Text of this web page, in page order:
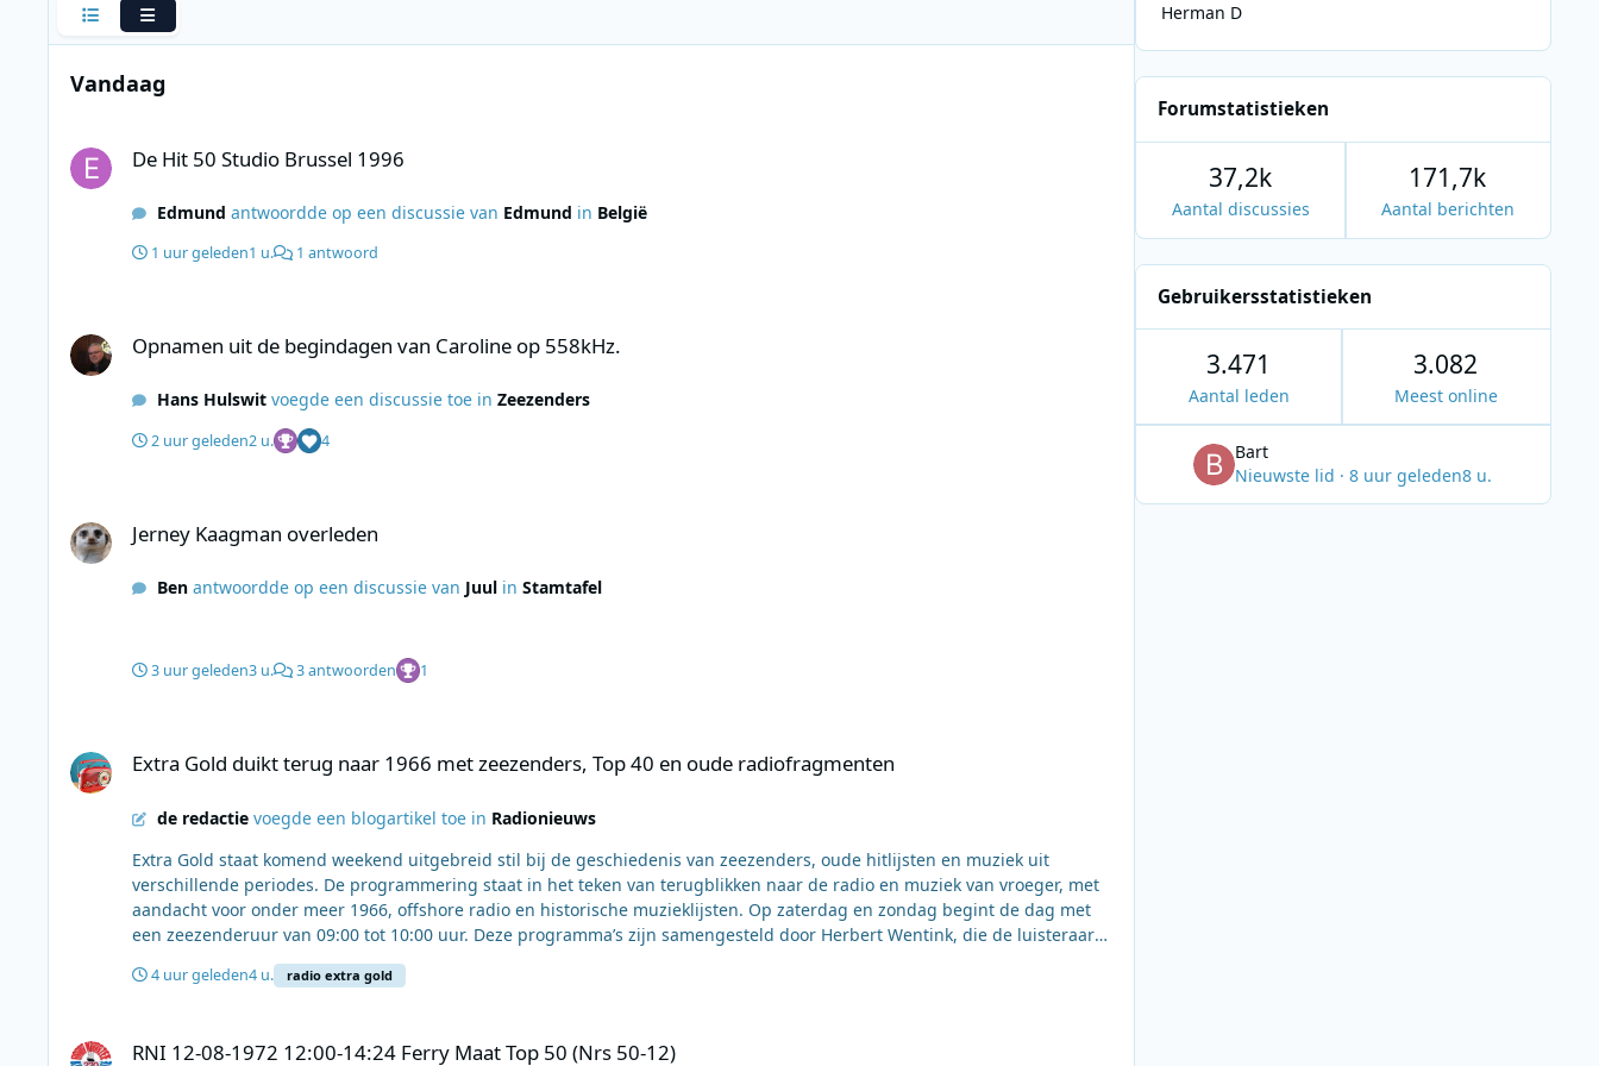
CompactUitgebreid
Vandaag
De Hit 50 Studio Brussel 1996
Edmund antwoordde op een discussie van Edmund in België
1 uur geleden1 u. 1 antwoord
Opnamen uit de begindagen van Caroline op 558kHz.
Hans Hulswitvoegde een discussie toe in Zeezenders
2 uur geleden2 u. 4
Jerney Kaagman overleden
Benantwoordde op een discussie van Juulin Stamtafel
3 uur geleden3 u. 3 antwoorden 1
Extra Gold duikt terug naar 1966 met zeezenders, Top 40 en oude radiofragmenten
de redactievoegde een blogartikel toe in Radionieuws
Extra Gold staat komend weekend uitgebreid stil bij de geschiedenis van zeezenders, oude hitlijsten en muziek uit
verschillende periodes. De programmering staat in het teken van terugblikken naar de radio en muziek van vroeger, met
aandacht voor onder meer 1966, offshore radio en historische muzieklijsten. Op zaterdag en zondag begint de dag met
een zeezenderuur van 09:00 tot 10:00 uur. Deze programma’s zijn samengesteld door Herbert Wentink, die de luisteraars
meeneemt naar de periode waarin radio vanaf zee een belangrijke rol speelde. De uitzendingen bevatten historische
fragmenten en verhalen rond de verschillende zeezenders. Na het zeezenderuur zorgen Jaap en Jan voor de vertrouwde
met een historische Top 40 uit 1966. In dat jaar waren op de Noordzee verschillende offshore radiostations actief.
4 uur geleden4 u. radio extra gold
RNI 12-08-1972 12:00-14:24 Ferry Maat Top 50 (Nrs 50-12)
Herman D
Forumstatistieken
Aantal discussies
37,2k
Aantal berichten
171,7k
Gebruikersstatistieken
3.471
Aantal leden
3.082
Meest online
Bart
Nieuwste lid ·8 uur geleden8 u.